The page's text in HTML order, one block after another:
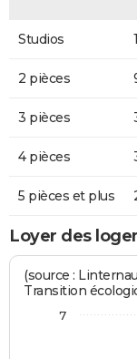
Studios 1
2 pièces
3 pièces
4 pièces
5 pièces et plus
Loyer des
(source :
Transition
7